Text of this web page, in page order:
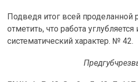
Подведя итог всей
отметить, что работа
систематический характер. № 42.